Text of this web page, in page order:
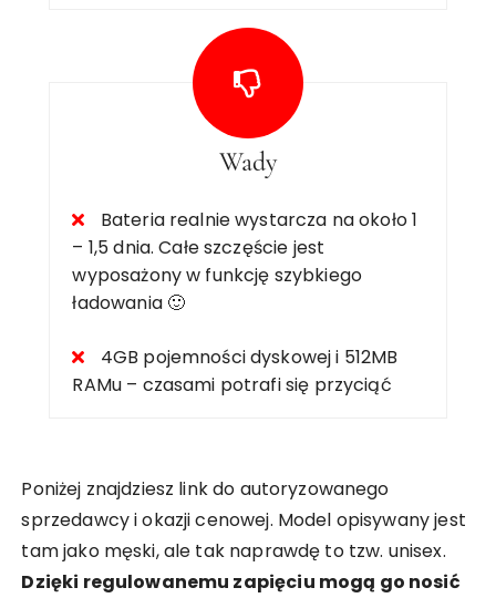
Wady
Bateria realnie wystarcza na około 1
– 1,5 dnia. Całe szczęście jest
wyposażony w funkcję szybkiego
ładowania 🙂
4GB pojemności dyskowej i 512MB
RAMu – czasami potrafi się przyciąć
Poniżej znajdziesz link do autoryzowanego
sprzedawcy i okazji cenowej. Model opisywany jest
tam jako męski, ale tak naprawdę to tzw. unisex.
Dzięki regulowanemu zapięciu mogą go nosić